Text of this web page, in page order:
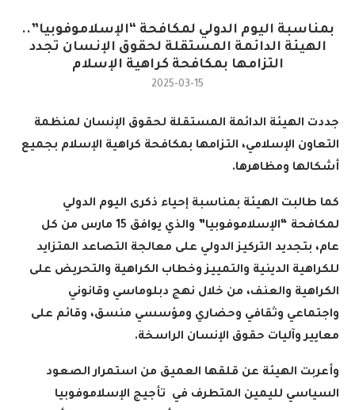
بمناسبة اليوم الدولي لمكافحة “الإسلاموفوبيا”..
الهيئة الدائمة المستقلة لحقوق الإنسان تجدد
التزامها بمكافحة كراهية الإسلام
2025-03-15
جددت الهيئة الدائمة المستقلة لحقوق الإنسان لمنظمة
التعاون الإسلامي، التزامها بمكافحة كراهية الإسلام بجميع
أشكالها ومظاهرها.
كما طالبت الهيئة بمناسبة إحياء ذكرى اليوم الدولي
لمكافحة “الإسلاموفوبيا” والذي يوافق 15 مارس من كل
عام، بتجديد التركيز الدولي على معالجة التصاعد المتزايد
للكراهية الدينية والتمييز وخطاب الكراهية والتحريض على
الكراهية والعنف، من خلال نهج دبلوماسي وقانوني
واجتماعي وثقافي وحضاري ومؤسسي منسق، وقائم على
معايير وآليات حقوق الإنسان الراسخة.
وأعربت الهيئة عن قلقها العميق من استمرار الصعود
السياسي لليمين المتطرف في تأجيج الإسلاموفوبيا